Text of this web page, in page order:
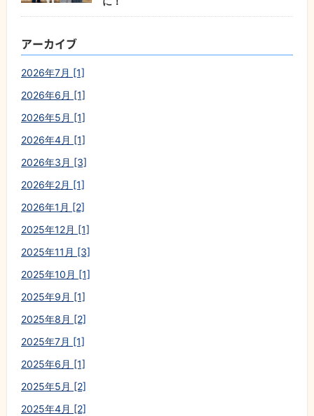
アーカイブ
2026年7月 [1]
2026年6月 [1]
2026年5月 [1]
2026年4月 [1]
2026年3月 [3]
2026年2月 [1]
2026年1月 [2]
2025年12月 [1]
2025年11月 [3]
2025年10月 [1]
2025年9月 [1]
2025年8月 [2]
2025年7月 [1]
2025年6月 [1]
2025年5月 [2]
2025年4月 [2]